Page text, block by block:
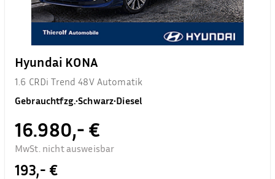
Hyundai KONA
1.6 CRDi Trend 48V Automatik
Gebrauchtfzg.•Schwarz•Diesel
16.980,- €
MwSt. nicht ausweisbar
193,- €